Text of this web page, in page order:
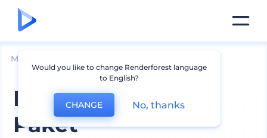
Mockups
Firmenmarken-
Paket
Would you like to change Renderforest language
to English?
CHANGE No, thanks